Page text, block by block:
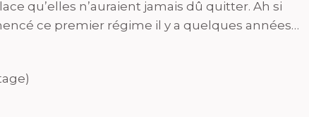
qu’elles n’auraient jamais dû quitter. Ah si
ce premier régime il y a quelques années…